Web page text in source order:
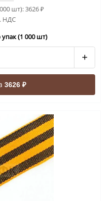
шт):3626₽
НДС
(1 000 шт)
+
3626 ₽